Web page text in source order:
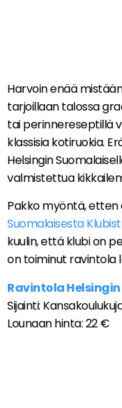
Harvoin enää
tarjoillaan talossa
tai perinnereseptillä
klassisia kotiruokia.
Helsingin
valmistettua
Pakko myöntä,
Suomalaisesta
kuulin, että klubi on
on toiminut ravintola
Ravintola
Sijainti:
Lounaan hinta: 22 €